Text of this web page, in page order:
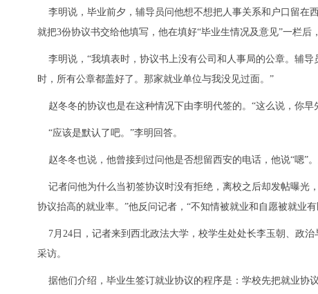
李明说，毕业前夕，辅导员问他想不想把人事关系和户口留在
就把3份协议书交给他填写，他在填好“毕业生情况及意见”一栏后
李明说，“我填表时，协议书上没有公司和人事局的公章。辅
时，所有公章都盖好了。那家就业单位与我没见过面。”
赵冬冬的协议也是在这种情况下由李明代签的。“这么说，你早
“应该是默认了吧。”李明回答。
赵冬冬也说，他曾接到过问他是否想留西安的电话，他说“嗯”
记者问他为什么当初签协议时没有拒绝，离校之后却发帖曝光
协议抬高的就业率。”他反问记者，“不知情被就业和自愿被就业
7月24日，记者来到西北政法大学，校学生处处长李玉朝、政
采访。
据他们介绍，毕业生签订就业协议的程序是：学校先把就业协